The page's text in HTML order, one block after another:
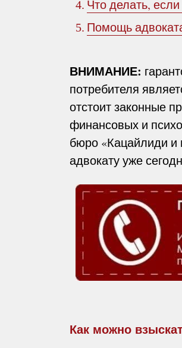
4. Что делать,
5. Помощь
ВНИМАНИЕ:
потребителя
отстоит законные
финансовых и
бюро «Кацайлиди и
адвокату уже
Как можно